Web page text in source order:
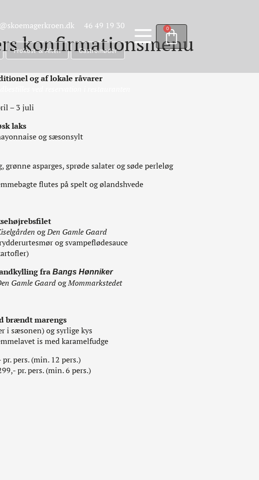
46 49 19 30
Frokost & Aften Gastromøder
0
konfirmationsmenu
og af lokale råvarer
– 3 juli
laks
og sæsonsylt
grønne asparges, sprøde salater og søde perleløg
flutes på spelt og ølandshvede
ogDen Gamle Gaard
og svampeflødesauce
fra Bangs Hønniker
Gamle GaardogMommarkstedet
brændt marengs
i sæsonen) og syrlige kys
is med karamelfudge
pers. (min. 12 pers.)
pr. pers. (min. 6 pers.)